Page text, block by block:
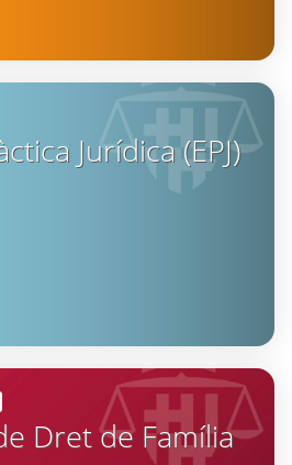
Jurídica (EPJ)
Dret de Família